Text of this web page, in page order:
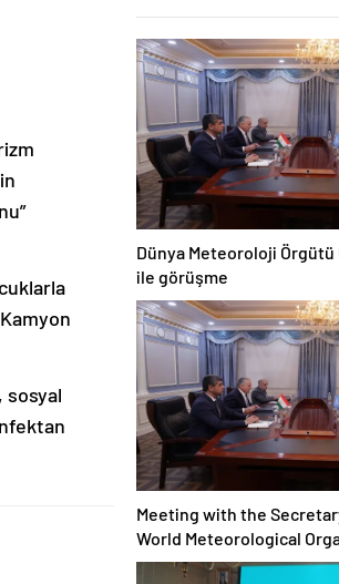
sosyal
Dünya Meteoroloji
ile görüşme
Meeting with the
World Meteorological